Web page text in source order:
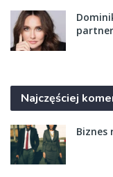
Najczęściej
Biznes